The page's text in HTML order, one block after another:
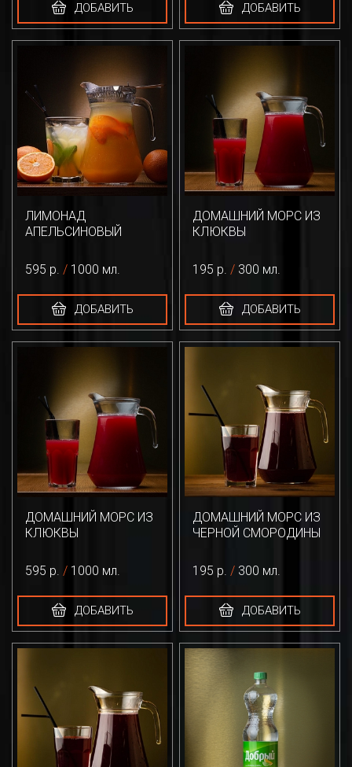
ДОБАВИТЬ ДОБАВИТЬ
ЛИМОНАД
АПЕЛЬСИНОВЫЙ
595 р. / 1000 мл.
ДОБАВИТЬ
ДОМАШНИЙ МОРС ИЗ
КЛЮКВЫ
195 р. / 300 мл.
ДОБАВИТЬ
ДОМАШНИЙ МОРС ИЗ
КЛЮКВЫ
595 р. / 1000 мл.
ДОБАВИТЬ
ДОМАШНИЙ МОРС ИЗ
ЧЕРНОЙ СМОРОДИНЫ
195 р. / 300 мл.
ДОБАВИТЬ